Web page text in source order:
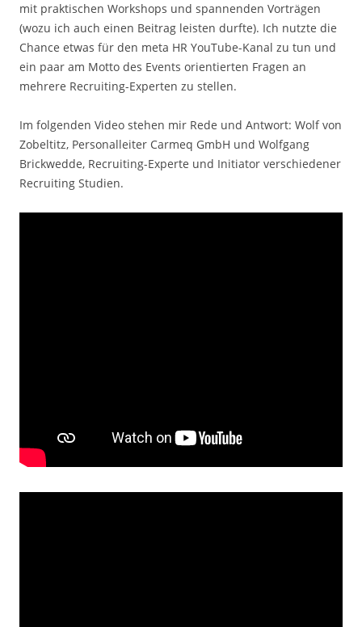
mit praktischen Workshops und spannenden Vorträgen
(wozu ich auch einen Beitrag leisten durfte). Ich nutzte die
Chance etwas für den meta HR YouTube-Kanal zu tun und
ein paar am Motto des Events orientierten Fragen an
mehrere Recruiting-Experten zu stellen.
Im folgenden Video stehen mir Rede und Antwort: Wolf von
Zobeltitz, Personalleiter Carmeq GmbH und Wolfgang
Brickwedde, Recruiting-Experte und Initiator verschiedener
Recruiting Studien.